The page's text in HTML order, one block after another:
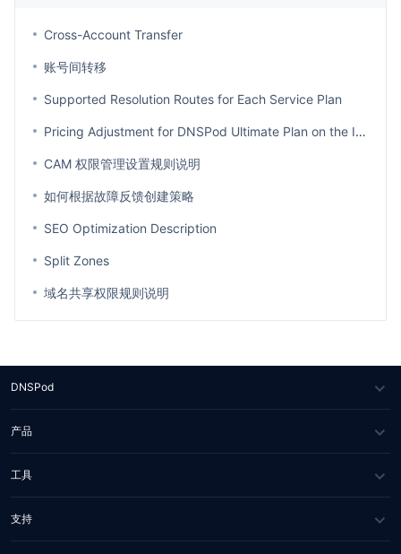
Cross-Account Transfer
账号间转移
Supported Resolution Routes for Each Service Plan
Pricing Adjustment for DNSPod Ultimate Plan on the International Site
CAM 权限管理设置规则说明
如何根据故障反馈创建策略
SEO Optimization Description
Split Zones
域名共享权限规则说明
DNSPod
关于我们
媒体报道
合作伙伴
产品
DNS
SSL 证书
工具
WHOIS 查询
支持